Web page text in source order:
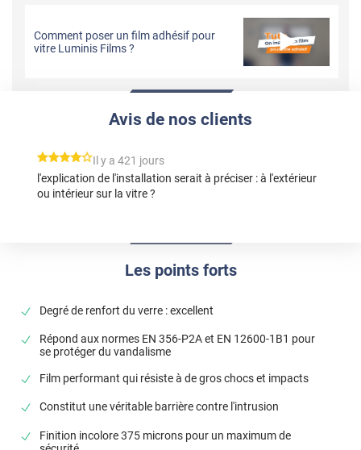
Comment poser un film adhésif pour
vitre Luminis Films ?
Les points forts
Degré de renfort du verre : excellent
Répond aux normes EN 356-P2A et EN 12600-1B1 pour
se protéger du vandalisme
Film performant qui résiste à de gros chocs et impacts
Constitut une véritable barrière contre l'intrusion
Finition incolore 375 microns pour un maximum de
Avis de nos clients
*****Il y a 421 jours
l'explication de l'installation serait à préciser : à l'extérieur
ou intérieur sur la vitre ?